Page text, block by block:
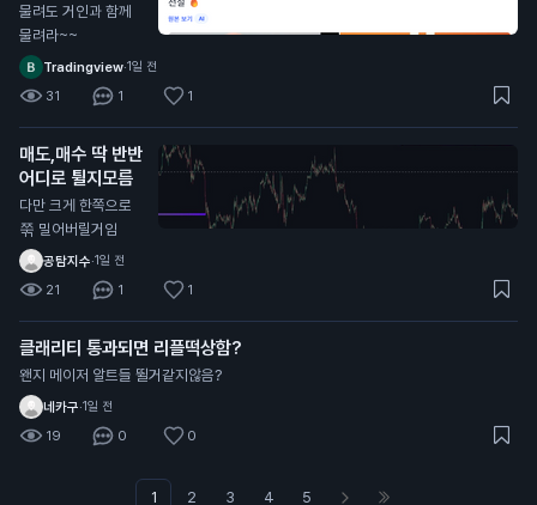
물려도 거인과 함께
물려라~~
Tradingview·1일 전
31 1 1
매도,매수 딱 반반
어디로 튈지모름
다만 크게 한쪽으로
쭊 밀어버릴거임
공탐지수·1일 전
21 1 1
클래리티 통과되면 리플떡상함?
왠지 메이저 알트들 뛸거같지않음?
네카구·1일 전
19 0 0
1 2 3 4 5